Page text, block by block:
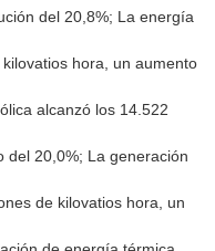
del 20,8%; La energía
hora, un aumento
alcanzó los 14.522
del 20,0%; La generación
de kilovatios hora, un